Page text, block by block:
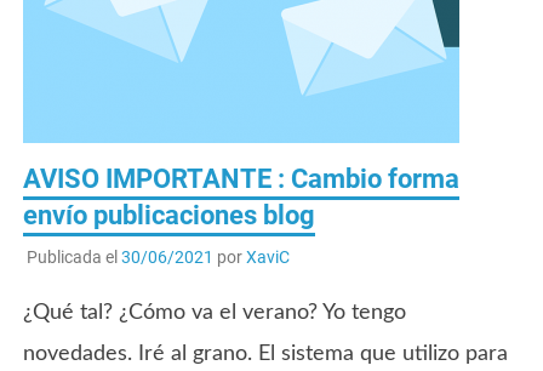
AVISO IMPORTANTE : Cambio forma
envío publicaciones blog
Publicada el 30/06/2021 porXaviC
¿Qué tal? ¿Cómo va el verano? Yo tengo
novedades. Iré al grano. El sistema que utilizo para